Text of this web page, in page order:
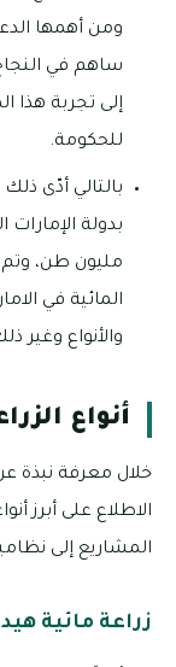
ومن أهمها
ساهم في
إلى تجربة هذا
للحكومة.
بالتالي أدّى ذلك
بدولة
مليون طن،
المائية في
والأنواع وغير
أنواع
خلال معرفة نبذة
الاطلاع على أبرز
المشاريع إلى
زراعة مائية